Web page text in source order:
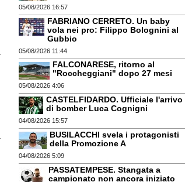
05/08/2026 16:57
FABRIANO CERRETO. Un baby
vola nei pro: Filippo Bolognini al
Gubbio
05/08/2026 11:44
FALCONARESE, ritorno al
"Roccheggiani" dopo 27 mesi
05/08/2026 4:06
CASTELFIDARDO. Ufficiale l'arrivo
di bomber Luca Cognigni
04/08/2026 15:57
BUSILACCHI svela i protagonisti
della Promozione A
04/08/2026 5:09
PASSATEMPESE. Stangata a
campionato non ancora iniziato